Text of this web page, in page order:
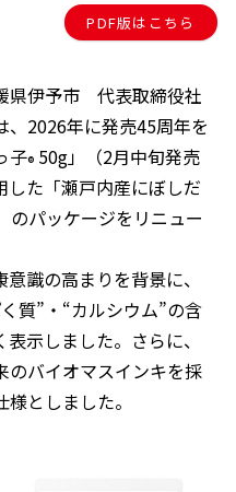
韓福善シリーズ
PDF版はこちら
県伊予市 代表取締役社
2026年に発売45周年を
子® 50g」（2月中旬発売
した「瀬戸内産にぼしだ
のパッケージをリニュー
識の高まりを背景に、
質”・“カルシウム”の含
示しました。さらに、
のバイオマスインキを採
としました。